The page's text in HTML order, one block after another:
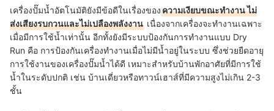
เครื่องปั๊มน้ำอัตโนมัติยังมีข้อดีในเรื่องของความเงียบขณะทำงาน ไม่
ส่งเสียงรบกวนและไม่เปลืองพลังงาน เนื่องจากเครื่องจะทำงานเฉพาะ
เมื่อมีการใช้น้ำเท่านั้น อีกทั้งยังมีระบบป้องกันการทำงานแบบ Dry
Run คือ การป้องกันเครื่องทำงานเมื่อไม่มีน้ำอยู่ในระบบ ซึ่งช่วยยืดอายุ
การใช้งานของเครื่องปั๊มน้ำได้ดี เหมาะสำหรับบ้านพักอาศัยที่มีการใช้
น้ำในระดับปกติ เช่น บ้านเดี่ยวหรือทาวน์เฮาส์ที่มีความสูงไม่เกิน 2-3
ชั้น